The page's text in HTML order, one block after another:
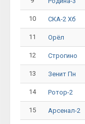
10 СКА-2 Хб
11 Орёл
12 Строгино
13 Зенит Пн
14 Ротор-2
15 Арсенал-2